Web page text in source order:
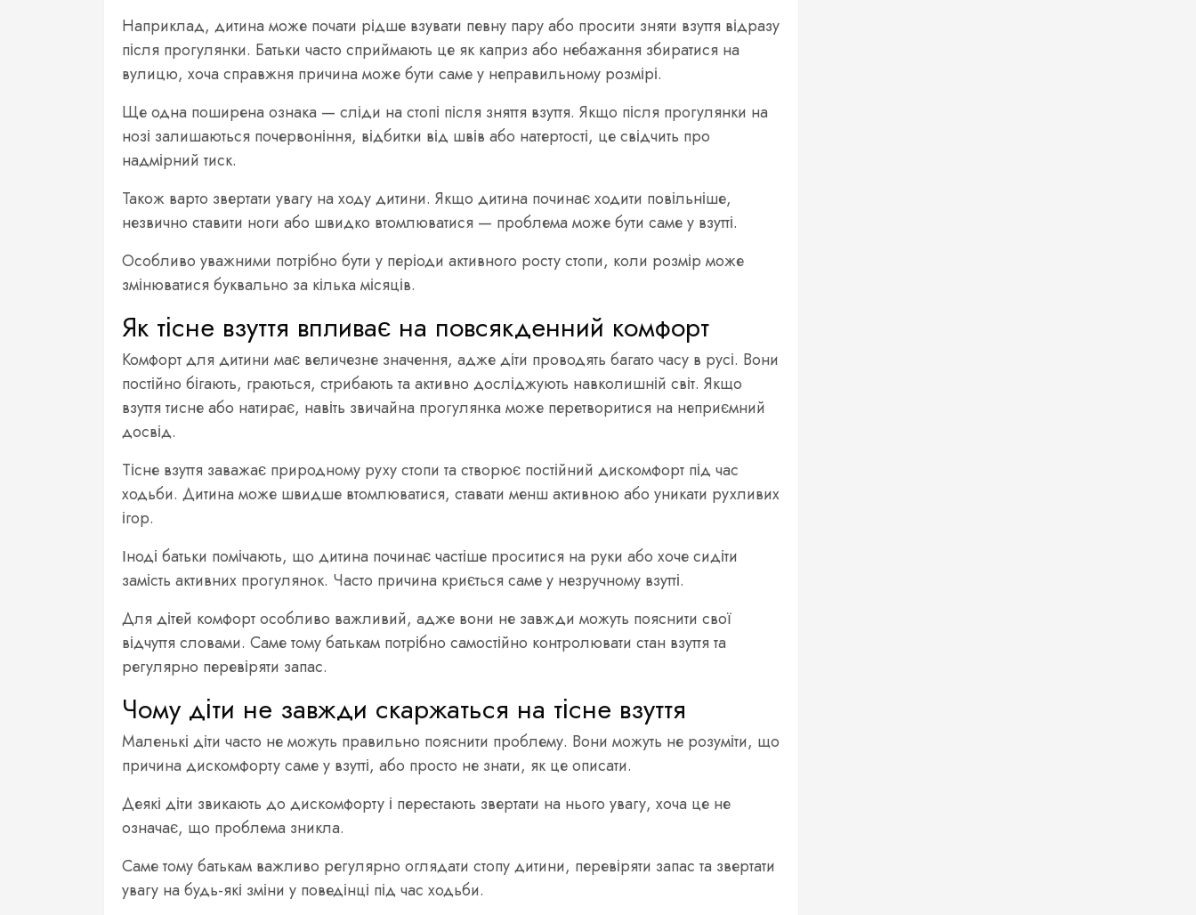
Наприклад, дитина може почати рідше взувати певну пару або просити зняти взуття відразу
після прогулянки. Батьки часто сприймають це як каприз або небажання збиратися на
вулицю, хоча справжня причина може бути саме у неправильному розмірі.
Ще одна поширена ознака — сліди на стопі після зняття взуття. Якщо після прогулянки на
нозі залишаються почервоніння, відбитки від швів або натертості, це свідчить про
надмірний тиск.
Також варто звертати увагу на ходу дитини. Якщо дитина починає ходити повільніше,
незвично ставити ноги або швидко втомлюватися — проблема може бути саме у взутті.
Особливо уважними потрібно бути у періоди активного росту стопи, коли розмір може
змінюватися буквально за кілька місяців.
Як тісне взуття впливає на повсякденний комфорт
Комфорт для дитини має величезне значення, адже діти проводять багато часу в русі. Вони
постійно бігають, граються, стрибають та активно досліджують навколишній світ. Якщо
взуття тисне або натирає, навіть звичайна прогулянка може перетворитися на неприємний
досвід.
Тісне взуття заважає природному руху стопи та створює постійний дискомфорт під час
ходьби. Дитина може швидше втомлюватися, ставати менш активною або уникати рухливих
ігор.
Іноді батьки помічають, що дитина починає частіше проситися на руки або хоче сидіти
замість активних прогулянок. Часто причина криється саме у незручному взутті.
Для дітей комфорт особливо важливий, адже вони не завжди можуть пояснити свої
відчуття словами. Саме тому батькам потрібно самостійно контролювати стан взуття та
регулярно перевіряти запас.
Чому діти не завжди скаржаться на тісне взуття
Маленькі діти часто не можуть правильно пояснити проблему. Вони можуть не розуміти, що
причина дискомфорту саме у взутті, або просто не знати, як це описати.
Деякі діти звикають до дискомфорту і перестають звертати на нього увагу, хоча це не
означає, що проблема зникла.
Саме тому батькам важливо регулярно оглядати стопу дитини, перевіряти запас та звертати
увагу на будь-які зміни у поведінці під час ходьби.